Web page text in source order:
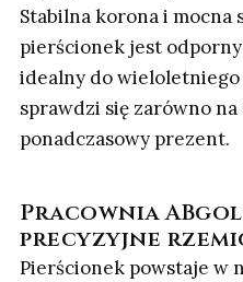
Stabilna korona i mocna
pierścionek jest odporny
idealny do
sprawdzi się zarówno
ponadczasowy prezent.
Pracownia
precyzyjne
Pierścionek powstaje w